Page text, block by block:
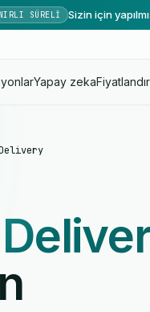
SÜRELI Sizin için
Yapay zeka